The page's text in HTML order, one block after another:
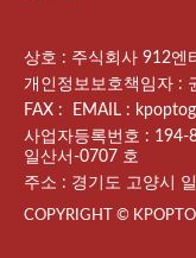
상호 : 주식회사 912엔
개인정보보호책임자 :
FAX : EMAIL :
사업자등록번호 :
일산서-0707 호
주소 : 경기도 고양시
COPYRIGHT ©